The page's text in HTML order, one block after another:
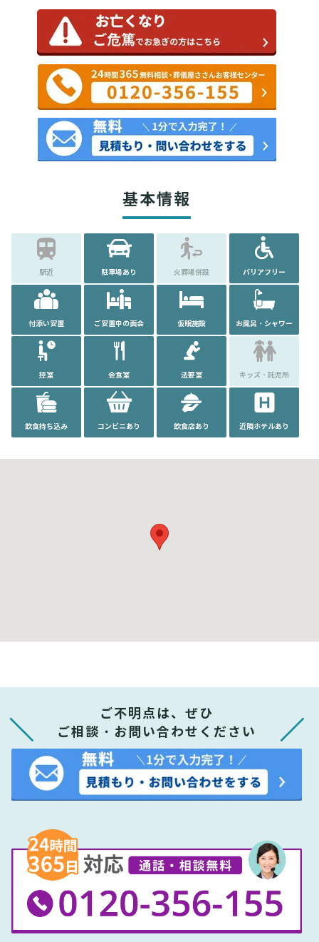
基本情報
駅近 駐車場あり 火葬場併設 バリアフリー
付添い安置 ご安置中の面会 仮眠施設 お風呂・シャワー
控室 会食室 法要室 キッズ・託児所
飲食持ち込み コンビニあり 飲食店あり 近隣ホテルあり
ご不明点は、ぜひ
ご相談・お問い合わせください